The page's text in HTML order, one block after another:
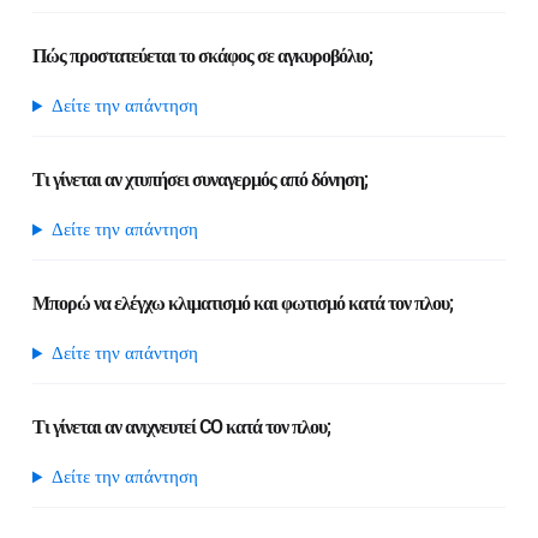
Πώς προστατεύεται το σκάφος σε αγκυροβόλιο;
Δείτε την απάντηση
Τι γίνεται αν χτυπήσει συναγερμός από δόνηση;
Δείτε την απάντηση
Μπορώ να ελέγχω κλιματισμό και φωτισμό κατά τον πλου;
Δείτε την απάντηση
Τι γίνεται αν ανιχνευτεί CO κατά τον πλου;
Δείτε την απάντηση